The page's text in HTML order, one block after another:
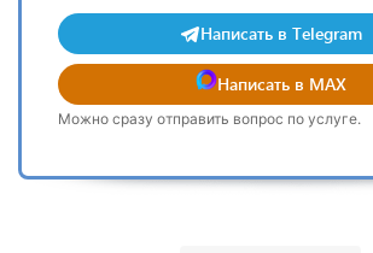
Написать в Telegram
Написать в MAX
Можно сразу отправить вопрос по услуге.